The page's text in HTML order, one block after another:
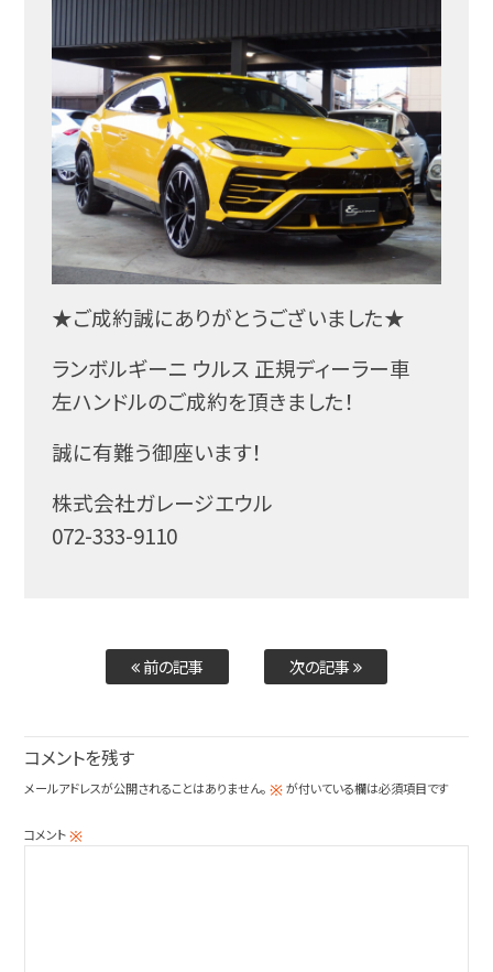
★ご成約誠にありがとうございました★
ランボルギーニ ウルス 正規ディーラー車
左ハンドルのご成約を頂きました！
誠に有難う御座います！
株式会社ガレージエウル
072-333-9110
前の記事 次の記事
コメントを残す
メールアドレスが公開されることはありません。 ※が付いている欄は必須項目です
コメント※